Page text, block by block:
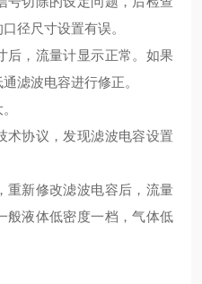
径尺寸设置有误。
后，流量计显示正常。如果
滤波电容进行修正。
术协议，发现滤波电容设置
重新修改滤波电容后，流量
般液体低密度一档，气体低